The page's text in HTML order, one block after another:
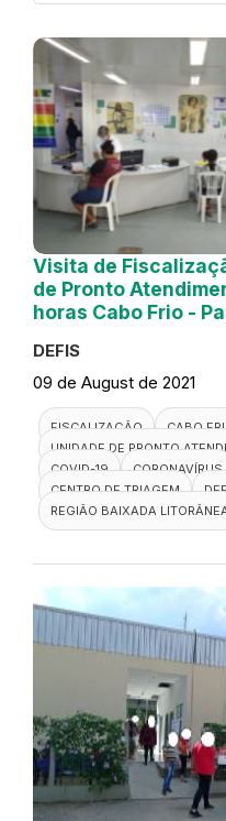
Visita de
de Pronto
horas Cabo Frio -
DEFIS
09 de August de 2021
FISCALIZAÇÃO
CABO
UNIDADE DE PRONTO
COVID-19
CORONAVÍRUS
CENTRO DE TRIAGEM
REGIÃO BAIXADA